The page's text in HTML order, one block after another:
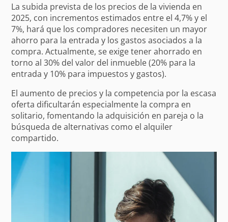
La subida prevista de los precios de la vivienda en
2025, con incrementos estimados entre el 4,7% y el
7%, hará que los compradores necesiten un mayor
ahorro para la entrada y los gastos asociados a la
compra. Actualmente, se exige tener ahorrado en
torno al 30% del valor del inmueble (20% para la
entrada y 10% para impuestos y gastos).
El aumento de precios y la competencia por la escasa
oferta dificultarán especialmente la compra en
solitario, fomentando la adquisición en pareja o la
búsqueda de alternativas como el alquiler
compartido.